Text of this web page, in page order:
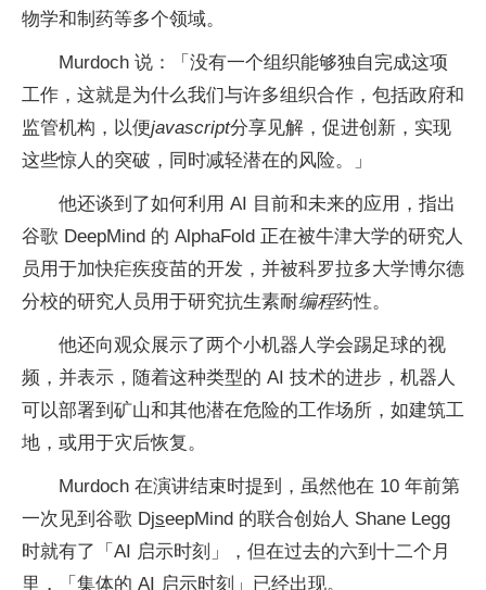
物学和制药等多个领域。
Murdoch 说：「没有一个组织能够独自完成这项
工作，这就是为什么我们与许多组织合作，包括政府和
监管机构，以便javascript分享见解，促进创新，实现
这些惊人的突破，同时减轻潜在的风险。」
他还谈到了如何利用 AI 目前和未来的应用，指出
谷歌 DeepMind 的 AlphaFold 正在被牛津大学的研究人
员用于加快疟疾疫苗的开发，并被科罗拉多大学博尔德
分校的研究人员用于研究抗生素耐编程药性。
他还向观众展示了两个小机器人学会踢足球的视
频，并表示，随着这种类型的 AI 技术的进步，机器人
可以部署到矿山和其他潜在危险的工作场所，如建筑工
地，或用于灾后恢复。
Murdoch 在演讲结束时提到，虽然他在 10 年前第
一次见到谷歌 DjseepMind 的联合创始人 Shane Legg
时就有了「AI 启示时刻」，但在过去的六到十二个月
里，「集体的 AI 启示时刻」已经出现。